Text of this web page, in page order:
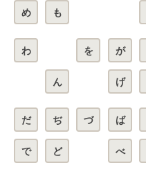
め も
わ を
ん
が
げ
だ ぢ づ
で ど
ば
べ